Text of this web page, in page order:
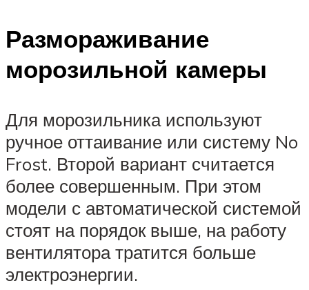
Размораживание
морозильной камеры
Для морозильника используют
ручное оттаивание или систему No
Frost. Второй вариант считается
более совершенным. При этом
модели с автоматической системой
стоят на порядок выше, на работу
вентилятора тратится больше
электроэнергии.